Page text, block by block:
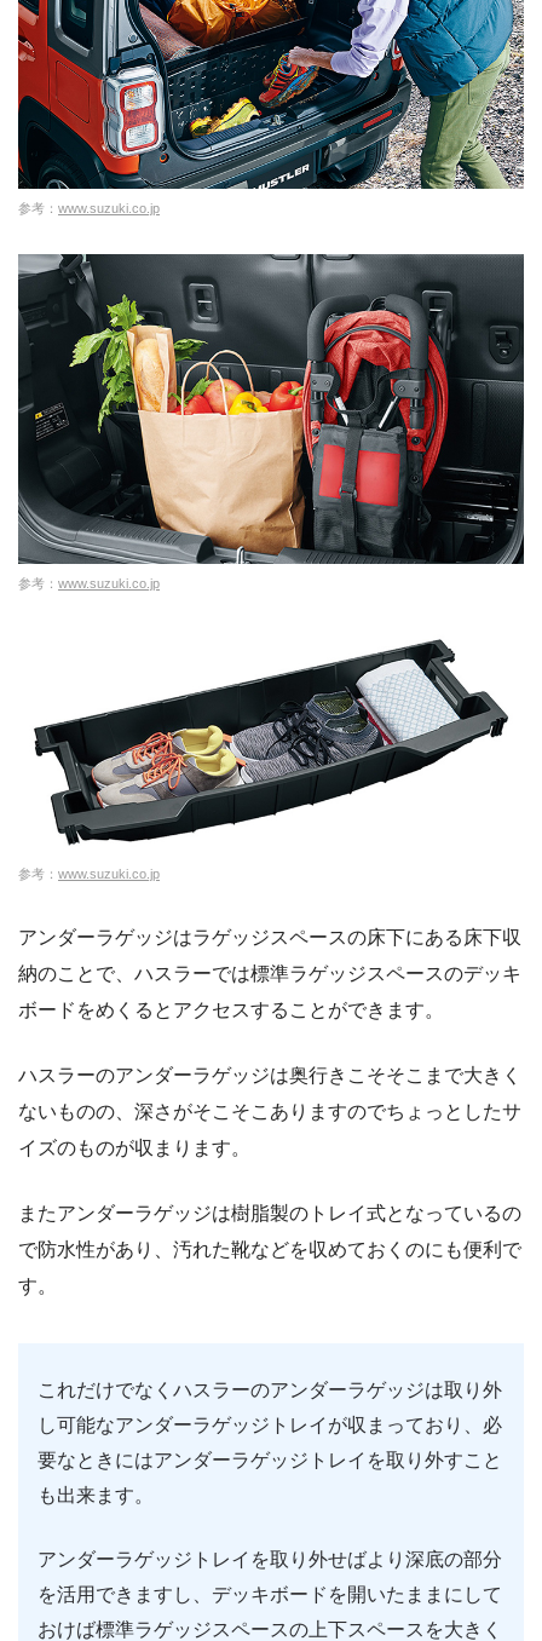
参考： www.suzuki.co.jp
参考： www.suzuki.co.jp
参考： www.suzuki.co.jp
アンダーラゲッジはラゲッジスペースの床下にある床下収
納のことで、ハスラーでは標準ラゲッジスペースのデッキ
ボードをめくるとアクセスすることができます。
ハスラーのアンダーラゲッジは奥行きこそそこまで大きく
ないものの、深さがそこそこありますのでちょっとしたサ
イズのものが収まります。
またアンダーラゲッジは樹脂製のトレイ式となっているの
で防水性があり、汚れた靴などを収めておくのにも便利で
す。
これだけでなくハスラーのアンダーラゲッジは取り外
し可能なアンダーラゲッジトレイが収まっており、必
要なときにはアンダーラゲッジトレイを取り外すこと
も出来ます。
アンダーラゲッジトレイを取り外せばより深底の部分
を活用できますし、デッキボードを開いたままにして
おけば標準ラゲッジスペースの上下スペースを大きく